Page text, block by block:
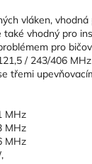
vláken, vhodná
také vhodný pro
pro
/ 243/406 MHz
třemi
MHz
MHz
MHz